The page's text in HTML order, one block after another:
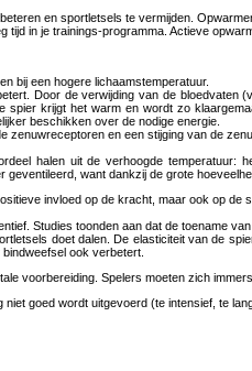
en sportletsels te vermijden.
tijd in je trainings-programma. Actieve
bij een hogere lichaamstemperatuur.
Door de verwijding van de
spier krijgt het warm en wordt zo
beschikken over de nodige energie.
zenuwreceptoren en een stijging van de
halen uit de verhoogde
want dankzij de grote
invloed op de kracht, maar ook op de
Studies toonden aan dat de toename
doet dalen. De elasticiteit van de
ook verbetert.
voorbereiding. Spelers moeten zich
goed wordt uitgevoerd (te intensief, te